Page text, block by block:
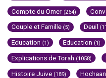
Compte du Omer (264)
Couple et Famille (5) Deuil
Education (1) Education (1)
Explications de Torah (1058)
Histoire Juive (189)